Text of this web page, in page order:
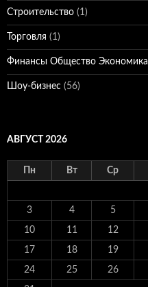
Строительство (1)
Торговля (1)
Финансы Общество Экономика
Шоу-бизнес (56)
АВГУСТ 2026
Пн Вт Ср
3 4 5
10 11 12
17 18 19
24 25 26